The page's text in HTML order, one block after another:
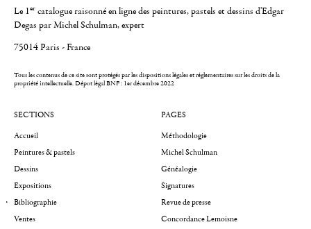
Le 1er catalogue raisonné en ligne des peintures, pastels et dessins d'Edgar
Degas par Michel Schulman, expert
75014 Paris - France
Tous les contenus de ce site sont protégés par les dispositions légales et réglementaires sur les droits de la
propriété intellectuelle.Dépot légal BNF : 1er décembre 2022
SECTIONS
Accueil
Peintures & pastels
Dessins
Expositions
Bibliographie
Ventes
PAGES
Méthodologie
Michel Schulman
Généalogie
Signatures
Revue de presse
Concordance Lemoisne